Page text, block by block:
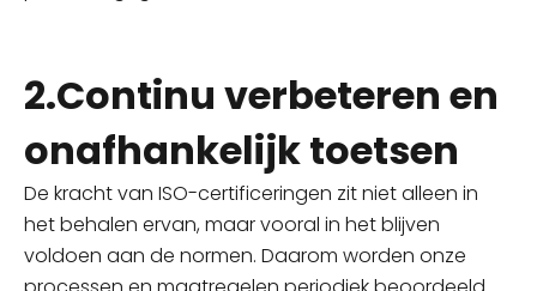
2.Continu verbeteren en
onafhankelijk toetsen
De kracht van ISO-certificeringen zit niet alleen in
het behalen ervan, maar vooral in het blijven
voldoen aan de normen. Daarom worden onze